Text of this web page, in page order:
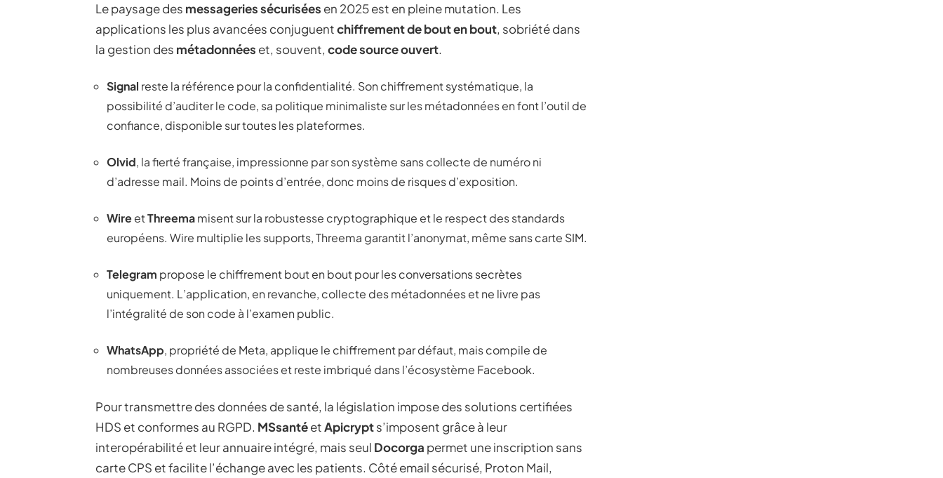
Le paysage des messageries sécurisées en 2025 est en pleine mutation. Les
applications les plus avancées conjuguentchiffrement de bout en bout, sobriété dans
la gestion des métadonnées et, souvent, code source ouvert.
Signal reste la référence pour la confidentialité. Son chiffrement systématique, la
possibilité d’auditer le code, sa politique minimaliste sur les métadonnées en font l’outil de
confiance, disponible sur toutes les plateformes.
Olvid, la fierté française, impressionne par son système sans collecte de numéro ni
d’adresse mail. Moins de points d’entrée, donc moins de risques d’exposition.
WireetThreemamisent sur la robustesse cryptographique et le respect des standards
européens. Wire multiplie les supports, Threema garantit l’anonymat, même sans carte SIM.
Telegram propose le chiffrement bout en bout pour les conversations secrètes
uniquement. L’application, en revanche, collecte des métadonnées et ne livre pas
l’intégralité de son code à l’examen public.
WhatsApp, propriété de Meta, applique le chiffrement par défaut, mais compile de
nombreuses données associées et reste imbriqué dans l’écosystème Facebook.
Pour transmettre des données de santé, la législation impose des solutions certifiées
HDS et conformes au RGPD. MSsantéetApicrypts’imposent grâce à leur
interopérabilité et leur annuaire intégré, mais seul Docorga permet une inscription sans
carte CPS et facilite l’échange avec les patients. Côté email sécurisé, Proton Mail,